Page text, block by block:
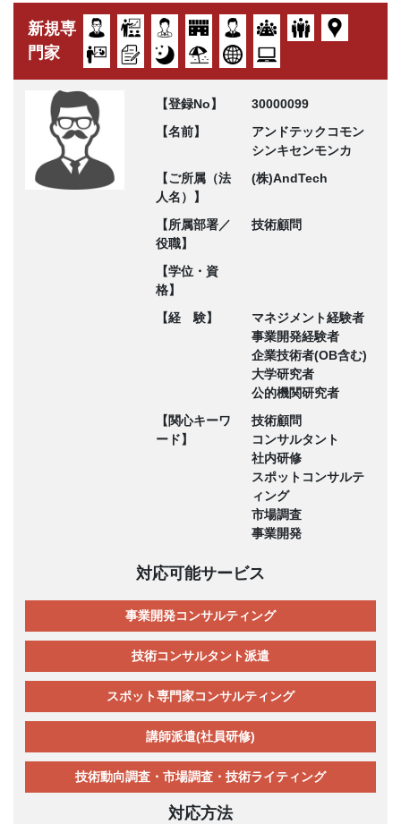
新規専
門家
【登録No】
30000099
【名前】
アンドテックコモン
シンキセンモンカ
【ご所属（法
人名）】
(株)AndTech
【所属部署／
役職】
技術顧問
【学位・資
格】
【経 験】
マネジメント経験者
事業開発経験者
企業技術者(OB含む)
大学研究者
公的機関研究者
【関心キーワ
ード】
技術顧問
コンサルタント
社内研修
スポットコンサルテ
ィング
市場調査
事業開発
対応可能サービス
事業開発コンサルティング
技術コンサルタント派遣
スポット専門家コンサルティング
講師派遣(社員研修)
技術動向調査・市場調査・技術ライティング
対応方法